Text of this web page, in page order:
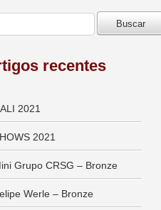
recentes
2021
2021
Grupo CRSG – Bronze
Werle – Bronze